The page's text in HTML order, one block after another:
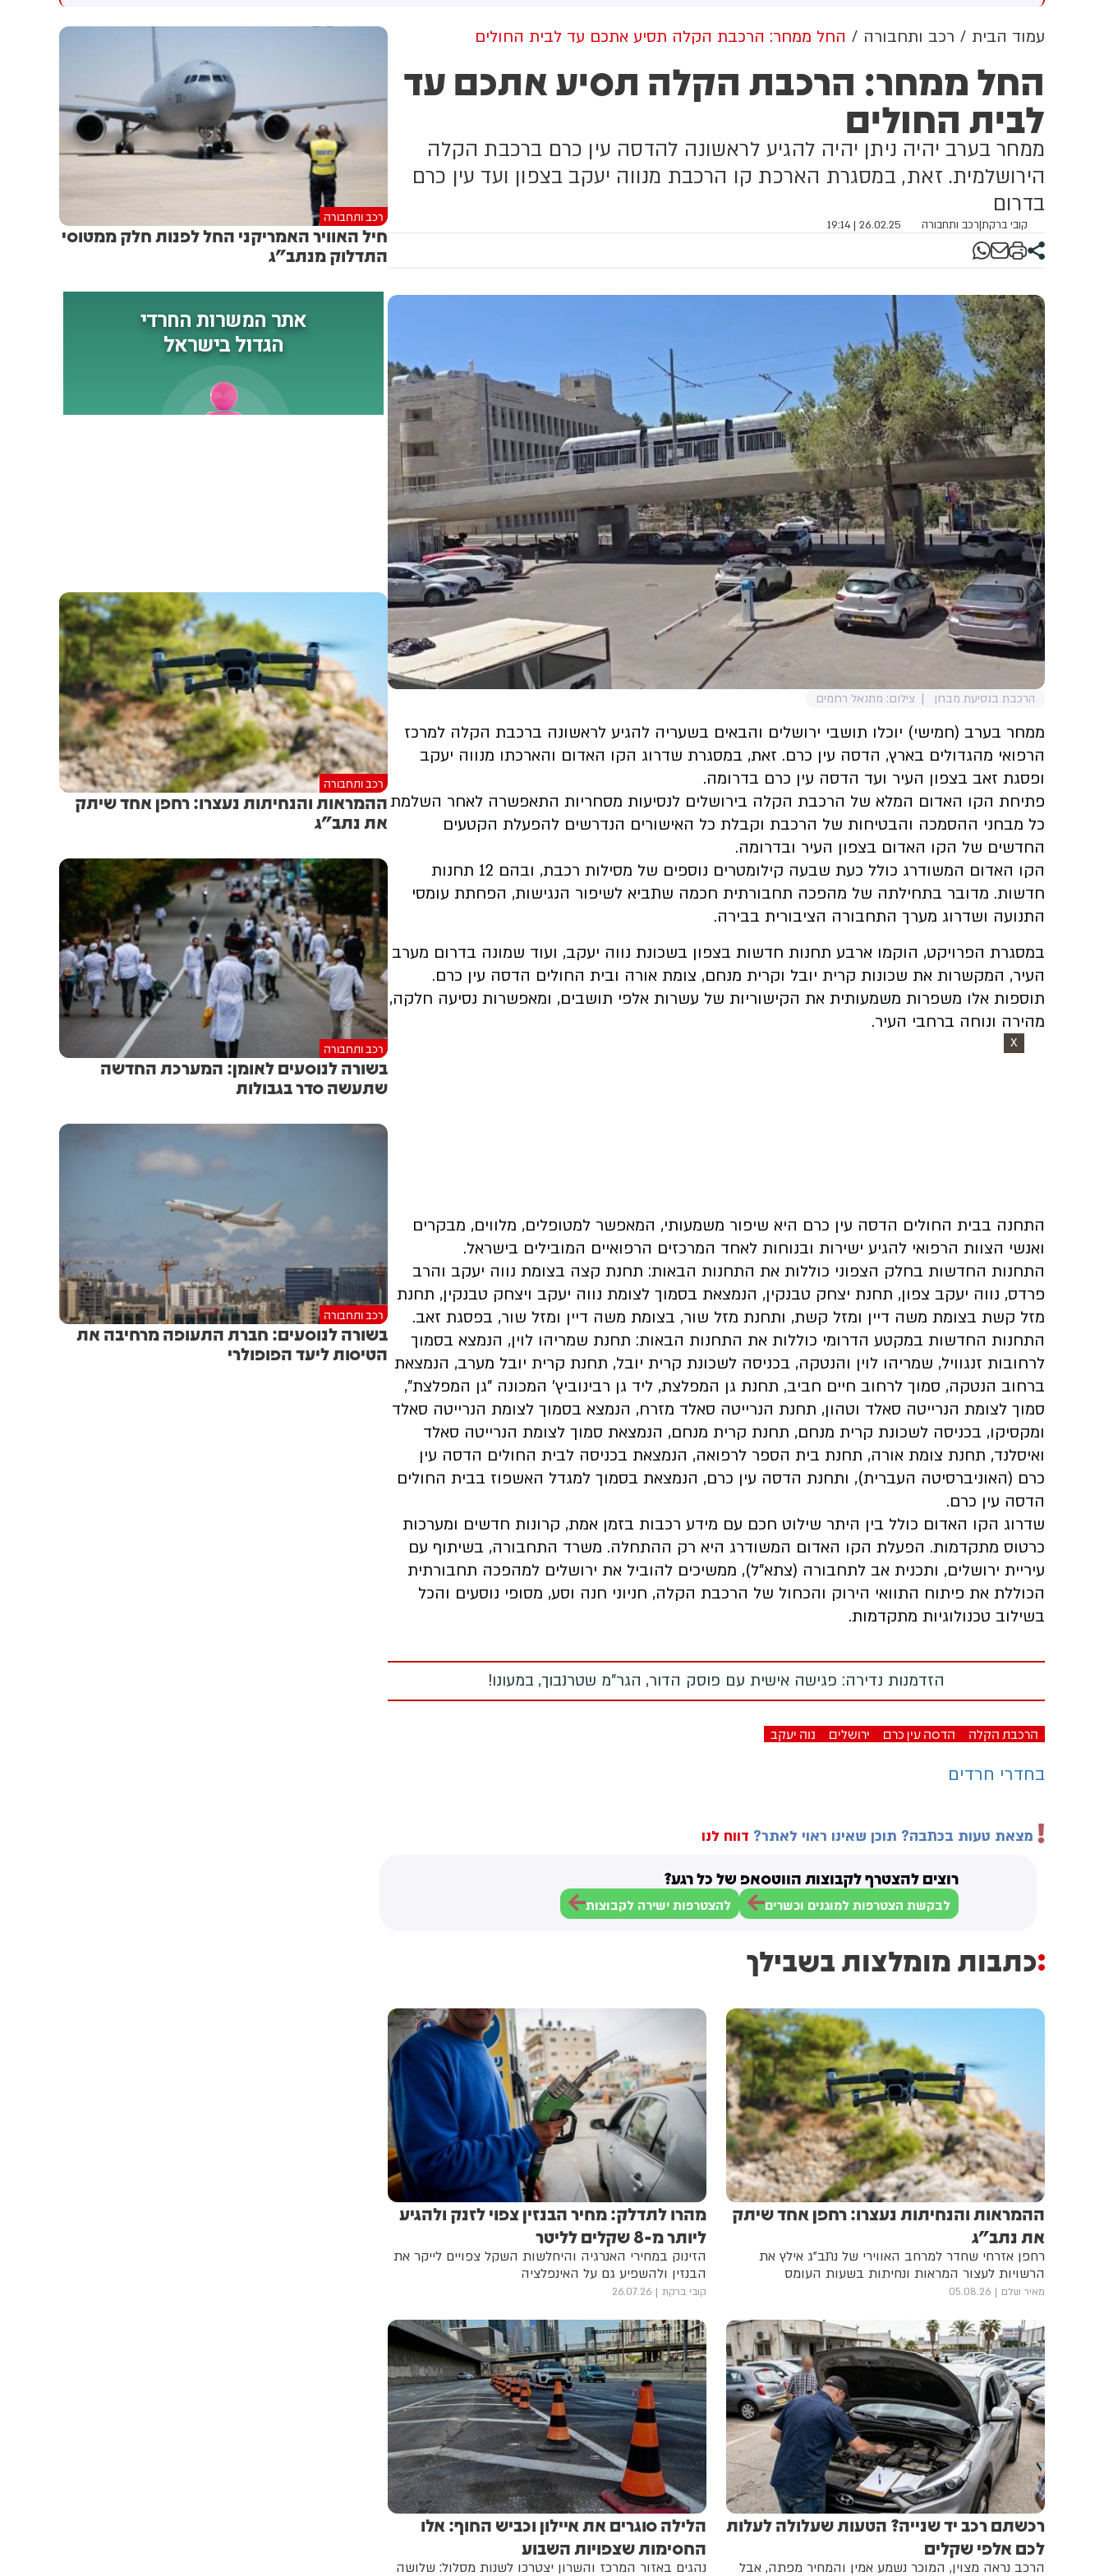
לי על פינוי 1,700 משפחות
בקרוב
האזרחי. המהלך תלוי באישור
באוגוסט
שיתוף פעולה יהודי ערבי בתחום
המהלך יעבור את מוסדות
המפלגה ויגיע לקו הסיום.
הועידה של רע״ם צפויה להתקיים
בהצלחה בהמשך דרכו"
עמוד הבית רכב ותחבורה החל ממחר: הרכבת הקלה תסיע אתכם עד לבית החולים
החל ממחר: הרכבת הקלה תסיע אתכם עד
לבית החולים
ממחר בערב יהיה ניתן יהיה להגיע לראשונה להדסה עין כרם ברכבת הקלה
הירושלמית. זאת, במסגרת הארכת קו הרכבת מנווה יעקב בצפון ועד עין כרם
בדרום
קובי ברקת|רכב ותחבורה 26.02.25 | 19:14
הרכבת בנסיעת מבחן צילום: מתנאל רחמים
ממחר בערב (חמישי) יוכלו תושבי ירושלים והבאים בשעריה להגיע לראשונה ברכבת הקלה למרכז
הרפואי מהגדולים בארץ, הדסה עין כרם. זאת, במסגרת שדרוג הקו האדום והארכתו מנווה יעקב
ופסגת זאב בצפון העיר ועד הדסה עין כרם בדרומה.
פתיחת הקו האדום המלא של הרכבת הקלה בירושלים לנסיעות מסחריות התאפשרה לאחר השלמת
כל מבחני ההסמכה והבטיחות של הרכבת וקבלת כל האישורים הנדרשים להפעלת הקטעים
החדשים של הקו האדום בצפון העיר ובדרומה.
הקו האדום המשודרג כולל כעת שבעה קילומטרים נוספים של מסילות רכבת, ובהם 12 תחנות
חדשות. מדובר בתחילתה של מהפכה תחבורתית חכמה שתביא לשיפור הנגישות, הפחתת עומסי
התנועה ושדרוג מערך התחבורה הציבורית בבירה.
במסגרת הפרויקט, הוקמו ארבע תחנות חדשות בצפון בשכונת נווה יעקב, ועוד שמונה בדרום מערב
העיר, המקשרות את שכונות קרית יובל וקרית מנחם, צומת אורה ובית החולים הדסה עין כרם.
תוספות אלו משפרות משמעותית את הקישוריות של עשרות אלפי תושבים, ומאפשרות נסיעה חלקה,
מהירה ונוחה ברחבי העיר.
X
התחנה בבית החולים הדסה עין כרם היא שיפור משמעותי, המאפשר למטופלים, מלווים, מבקרים
ואנשי הצוות הרפואי להגיע ישירות ובנוחות לאחד המרכזים הרפואיים המובילים בישראל.
התחנות החדשות בחלק הצפוני כוללות את התחנות הבאות: תחנת קצה בצומת נווה יעקב והרב
פרדס, נווה יעקב צפון, תחנת יצחק טבנקין, הנמצאת בסמוך לצומת נווה יעקב ויצחק טבנקין, תחנת
מזל קשת בצומת משה דיין ומזל קשת, ותחנת מזל שור, בצומת משה דיין ומזל שור, בפסגת זאב.
התחנות החדשות במקטע הדרומי כוללות את התחנות הבאות: תחנת שמריהו לוין, הנמצא בסמוך
לרחובות זנגוויל, שמריהו לוין והנטקה, בכניסה לשכונת קרית יובל, תחנת קרית יובל מערב, הנמצאת
ברחוב הנטקה, סמוך לרחוב חיים חביב, תחנת גן המפלצת, ליד גן רבינוביץ' המכונה "גן המפלצת",
סמוך לצומת הנרייטה סאלד וטהון, תחנת הנרייטה סאלד מזרח, הנמצא בסמוך לצומת הנרייטה סאלד
ומקסיקו, בכניסה לשכונת קרית מנחם, תחנת קרית מנחם, הנמצאת סמוך לצומת הנרייטה סאלד
ואיסלנד, תחנת צומת אורה, תחנת בית הספר לרפואה, הנמצאת בכניסה לבית החולים הדסה עין
כרם (האוניברסיטה העברית), ותחנת הדסה עין כרם, הנמצאת בסמוך למגדל האשפוז בבית החולים
הדסה עין כרם.
שדרוג הקו האדום כולל בין היתר שילוט חכם עם מידע רכבות בזמן אמת, קרונות חדשים ומערכות
כרטוס מתקדמות. הפעלת הקו האדום המשודרג היא רק ההתחלה. משרד התחבורה, בשיתוף עם
עיריית ירושלים, ותכנית אב לתחבורה (צתא"ל), ממשיכים להוביל את ירושלים למהפכה תחבורתית
הכוללת את פיתוח התוואי הירוק והכחול של הרכבת הקלה, חניוני חנה וסע, מסופי נוסעים והכל
בשילוב טכנולוגיות מתקדמות.
הזדמנות נדירה: פגישה אישית עם פוסק הדור, הגר"מ שטרנבוך, במעונו!
הרכבת הקלה הדסה עין כרם ירושלים נוה יעקב
בחדרי חרדים
מצאת טעות בכתבה? תוכן שאינו ראוי לאתר? דווח לנו
רוצים להצטרף לקבוצות הווטסאפ של כל רגע?
לבקשת הצטרפות למוגנים וכשרים להצטרפות ישירה לקבוצות
כתבות מומלצות בשבילך
ההמראות והנחיתות נעצרו: רחפן אחד שיתק
את נתב"ג
רחפן אזרחי שחדר למרחב האווירי של נתב"ג אילץ את
הרשויות לעצור המראות ונחיתות בשעות העומס
מאיר שלם 05.08.26
מהרו לתדלק: מחיר הבנזין צפוי לזנק ולהגיע
ליותר מ-8 שקלים לליטר
הזינוק במחירי האנרגיה והיחלשות השקל צפויים לייקר את
הבנזין ולהשפיע גם על האינפלציה
קובי ברקת 26.07.26
רכשתם רכב יד שנייה? הטעות שעלולה לעלות
לכם אלפי שקלים
הרכב נראה מצוין, המוכר נשמע אמין והמחיר מפתה, אבל
הלילה סוגרים את איילון וכביש החוף: אלו
החסימות שצפויות השבוע
נהגים באזור המרכז והשרון יצטרכו לשנות מסלול: שלושה
רכב ותחבורה
חיל האוויר האמריקני החל לפנות חלק ממטוסי
התדלוק מנתב"ג
רכב ותחבורה
ההמראות והנחיתות נעצרו: רחפן אחד שיתק
את נתב"ג
רכב ותחבורה
בשורה לנוסעים לאומן: המערכת החדשה
שתעשה סדר בגבולות
רכב ותחבורה
בשורה לנוסעים: חברת התעופה מרחיבה את
הטיסות ליעד הפופולרי